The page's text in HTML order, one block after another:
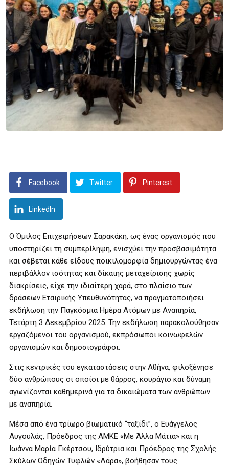
Facebook Twitter Pinterest
LinkedIn
Ο Όμιλος Επιχειρήσεων Σαρακάκη, ως ένας οργανισμός που
υποστηρίζει τη συμπερίληψη, ενισχύει την προσβασιμότητα
και σέβεται κάθε είδους ποικιλομορφία δημιουργώντας ένα
περιβάλλον ισότητας και δίκαιης μεταχείρισης χωρίς
διακρίσεις, είχε την ιδιαίτερη χαρά, στο πλαίσιο των
δράσεων Εταιρικής Υπευθυνότητας, να πραγματοποιήσει
εκδήλωση την Παγκόσμια Ημέρα Ατόμων με Αναπηρία,
Τετάρτη 3 Δεκεμβρίου 2025. Την εκδήλωση παρακολούθησαν
εργαζόμενοι του οργανισμού, εκπρόσωποι κοινωφελών
οργανισμών και δημοσιογράφοι.
Στις κεντρικές του εγκαταστάσεις στην Αθήνα, φιλοξένησε
δύο ανθρώπους οι οποίοι με θάρρος, κουράγιο και δύναμη
αγωνίζονται καθημερινά για τα δικαιώματα των ανθρώπων
με αναπηρία.
Μέσα από ένα τρίωρο βιωματικό “ταξίδι”, ο Ευάγγελος
Αυγουλάς, Πρόεδρος της ΑΜΚΕ «Με Άλλα Μάτια» και η
Ιωάννα Μαρία Γκέρτσου, Ιδρύτρια και Πρόεδρος της Σχολής
Σκύλων Οδηγών Τυφλών «Λάρα», βοήθησαν τους